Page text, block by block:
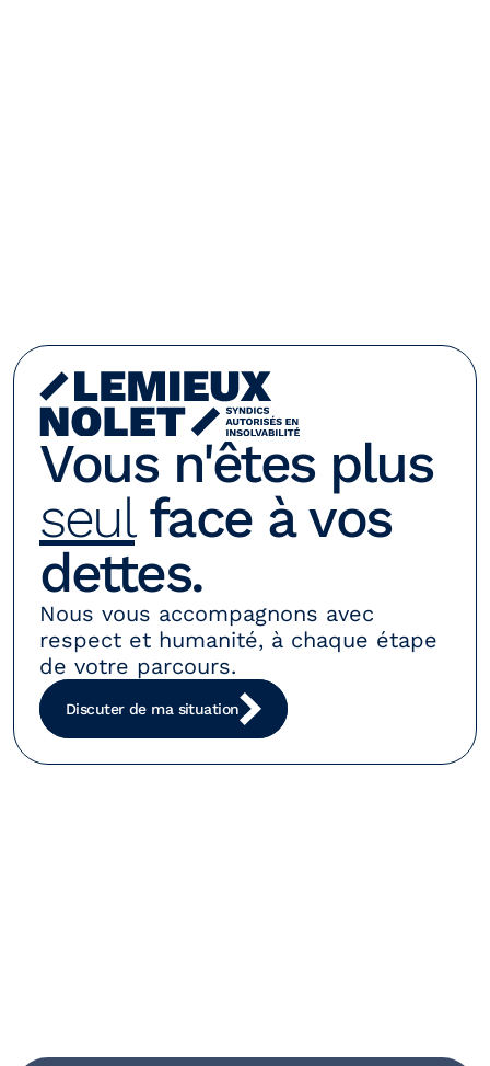
Vous n'êtes plus
seul face à vos
dettes.
Nous vous accompagnons avec
respect et humanité, à chaque étape
de votre parcours.
Discuter de ma situation